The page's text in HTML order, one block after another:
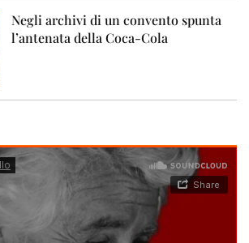
Negli archivi di un convento spunta
l’antenata della Coca-Cola